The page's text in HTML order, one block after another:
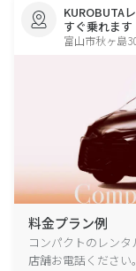
KUROBUTA
すぐ乗れます
富山市秋ヶ島
料金プラン例
コンパクトのレン
店舗お電話ください。